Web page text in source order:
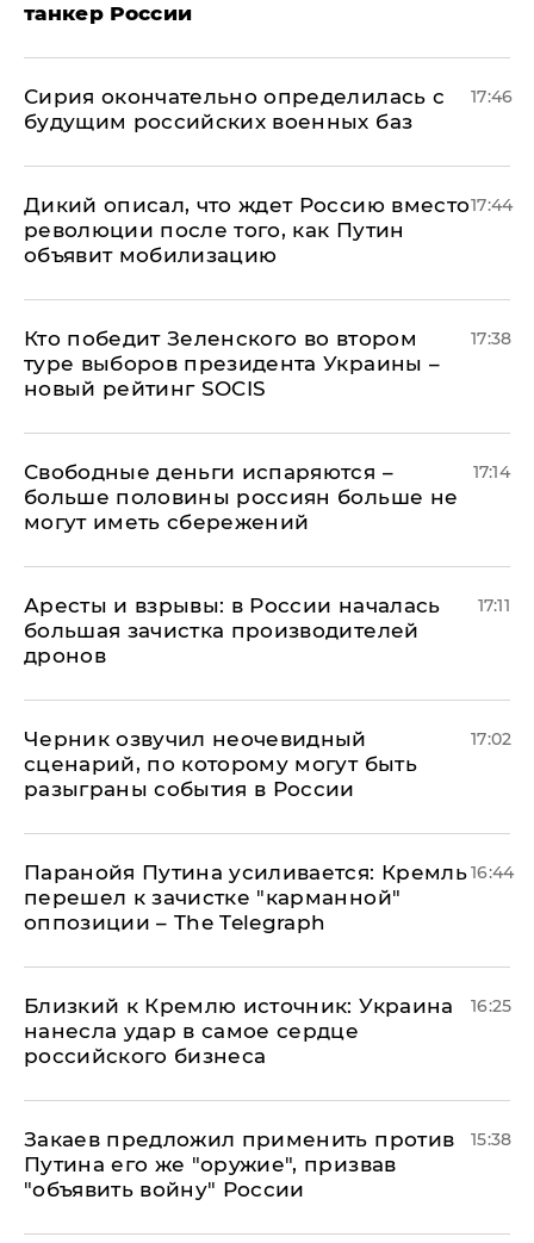
танкер России
Сирия окончательно определилась с
будущим российских военных баз
17:46
Дикий описал, что ждет Россию вместо
революции после того, как Путин
объявит мобилизацию
17:44
Кто победит Зеленского во втором
туре выборов президента Украины –
новый рейтинг SOCIS
17:38
Свободные деньги испаряются –
больше половины россиян больше не
могут иметь сбережений
17:14
Аресты и взрывы: в России началась
большая зачистка производителей
дронов
17:11
Черник озвучил неочевидный
сценарий, по которому могут быть
разыграны события в России
17:02
Паранойя Путина усиливается: Кремль
перешел к зачистке "карманной"
оппозиции – The Telegraph
16:44
Близкий к Кремлю источник: Украина
нанесла удар в самое сердце
российского бизнеса
16:25
Закаев предложил применить против
Путина его же "оружие", призвав
"объявить войну" России
15:38